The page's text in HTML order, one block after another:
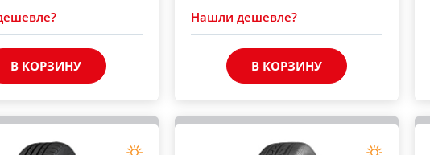
В КОРЗИНУ
Нашли дешевле?
В КОРЗИНУ